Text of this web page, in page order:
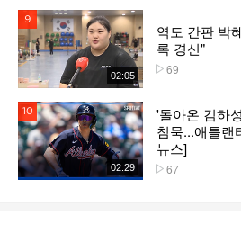
02:05
역도 간판 박
록 경신"
69
02:29
'돌아온 김하
침묵...애틀랜
뉴스]
67